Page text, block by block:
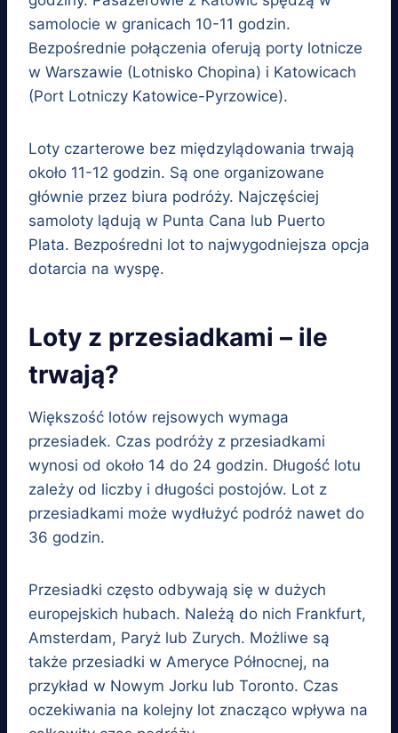
samolocie w granicach 10-11 godzin.
Bezpośrednie połączenia oferują porty lotnicze
w Warszawie (Lotnisko Chopina) i Katowicach
(Port Lotniczy Katowice-Pyrzowice).
Loty czarterowe bez międzylądowania trwają
około 11-12 godzin. Są one organizowane
głównie przez biura podróży. Najczęściej
samoloty lądują w Punta Cana lub Puerto
Plata. Bezpośredni lot to najwygodniejsza opcja
dotarcia na wyspę.
Loty z przesiadkami – ile
trwają?
Większość lotów rejsowych wymaga
przesiadek. Czas podróży z przesiadkami
wynosi od około 14 do 24 godzin. Długość lotu
zależy od liczby i długości postojów. Lot z
przesiadkami może wydłużyć podróż nawet do
36 godzin.
Przesiadki często odbywają się w dużych
europejskich hubach. Należą do nich Frankfurt,
Amsterdam, Paryż lub Zurych. Możliwe są
także przesiadki w Ameryce Północnej, na
przykład w Nowym Jorku lub Toronto. Czas
oczekiwania na kolejny lot znacząco wpływa na